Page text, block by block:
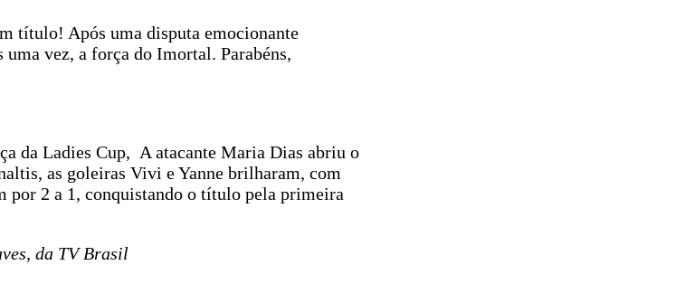
título! Após uma disputa emocionante
uma vez, a força do Imortal. Parabéns,
da Ladies Cup, A atacante Maria Dias abriu o
as goleiras Vivi e Yanne brilharam, com
por 2 a 1, conquistando o título pela primeira
da TV Brasil